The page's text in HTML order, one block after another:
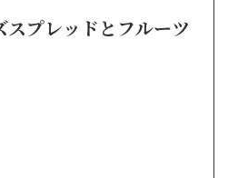
スプレッドとフルーツ